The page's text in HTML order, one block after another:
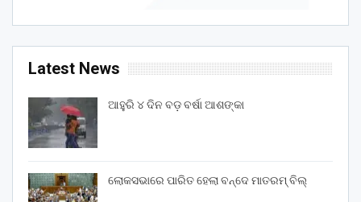
Latest News
ଆହୁରି ୪ ଦିନ ବଡ଼ ବର୍ଷା ଆଶଙ୍କା
ଲୋକସଭାରେ ପାରିତ ହେଲା ବନ୍ଦେ ମାତରମ୍‌ ବିଲ୍‌